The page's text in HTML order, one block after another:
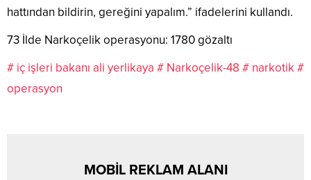
hattından bildirin, gereğini yapalım.” ifadelerini kullandı.
73 İlde Narkoçelik operasyonu: 1780 gözaltı
# iç işleri bakanı ali yerlikaya # Narkoçelik-48 # narkotik#
operasyon
MOBİL REKLAM ALANI